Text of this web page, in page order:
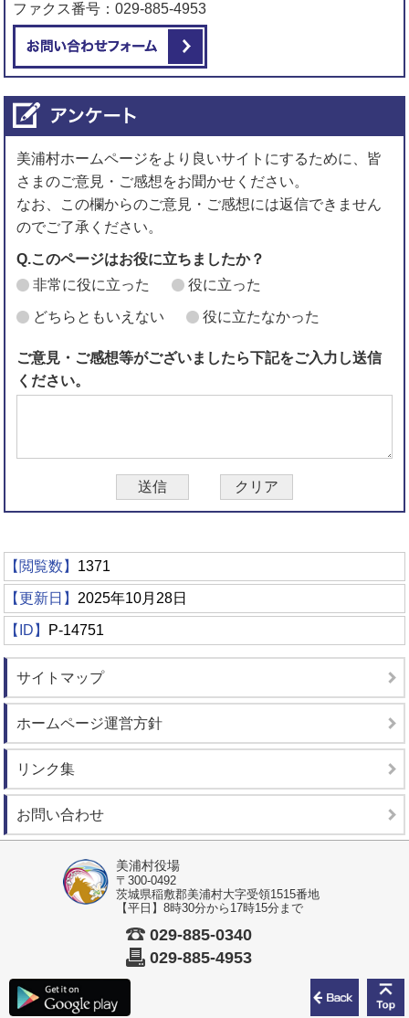
ファクス番号：029-885-4953
美浦村ホームページをより良いサイトにするために、皆
さまのご意見・ご感想をお聞かせください。
なお、この欄からのご意見・ご感想には返信できません
のでご了承ください。
Q.このページはお役に立ちましたか？
非常に役に立った
役に立った
どちらともいえない 役に立たなかった
ご意見・ご感想等がございましたら下記をご入力し送信
ください。
前の
【閲覧数】 1371
【更新日】 2025年10月28日
【ID】 P-14751
サイトマップ
ホームページ運営方針
リンク集
お問い合わせ
美浦村役場
〒300-0492
茨城県稲敷郡美浦村大字受領1515番地
【平日】8時30分から17時15分まで
029-885-0340
029-885-4953